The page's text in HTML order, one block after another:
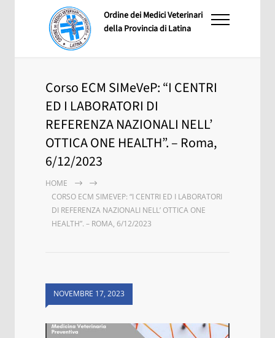
Ordine dei Medici Veterinari
della Provincia di Latina
Corso ECM SIMeVeP: “I CENTRI
ED I LABORATORI DI
REFERENZA NAZIONALI NELL’
OTTICA ONE HEALTH”. – Roma,
6/12/2023
HOME
CORSO ECM SIMEVEP: “I CENTRI ED I LABORATORI
DI REFERENZA NAZIONALI NELL’ OTTICA ONE
HEALTH”. – ROMA, 6/12/2023
NOVEMBRE 17, 2023